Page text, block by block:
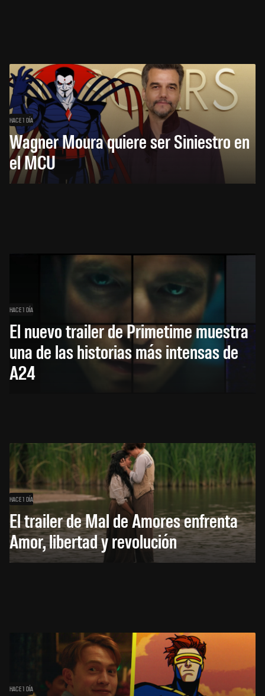
HACE 1 DÍA
Wagner Moura quiere ser Siniestro en
el MCU
HACE 1 DÍA
El nuevo trailer de Primetime muestra
una de las historias más intensas de
A24
HACE 1 DÍA
El trailer de Mal de Amores enfrenta
Amor, libertad y revolución
HACE 1 DÍA